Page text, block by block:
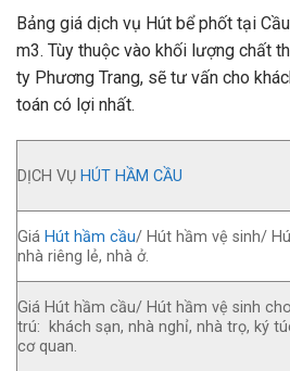
Bảng giá dịch vụ Hút bể phốt tại
m3. Tùy thuộc vào khối lượng chất
ty Phương Trang, sẽ tư vấn cho
toán có lợi nhất.
DỊCH VỤ HÚT HẦM CẦU
Giá Hút hầm cầu/ Hút hầm vệ sinh/
nhà riêng lẻ, nhà ở.
Giá Hút hầm cầu/ Hút hầm vệ sinh
trú: khách sạn, nhà nghỉ, nhà trọ, ký
cơ quan.